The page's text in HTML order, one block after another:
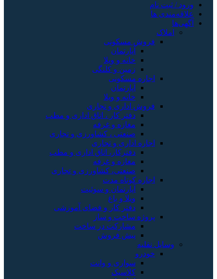
ورود / ثبت نام
علاقه‌مندی ها
آگهی‌ها
املاک
فروش مسکونی
آپارتمان
خانه و ویلا
زمین و کلنگی
اجاره مسکونی
آپارتمان
خانه و ویلا
فروش اداری و تجاری
دفتر کار ، اتاق اداری و مطب
مغازه و غرفه
صنعتی ، کشاورزی و تجاری
اجاره اداری و تجاری
دفترکار، اتاق اداری و مطب
مغازه و غرفه
صنعتی، کشاورزی و تجاری
اجاره کوتاه مدت
آپارتمان و سوئیت
ویلا و باغ
دفتر کار و فضای آموزشی
پروژه ساخت و ساز
مشارکت در ساخت
پیش فروش
وسایل نقلیه
خودرو
سواری و وانت
کلاسیک